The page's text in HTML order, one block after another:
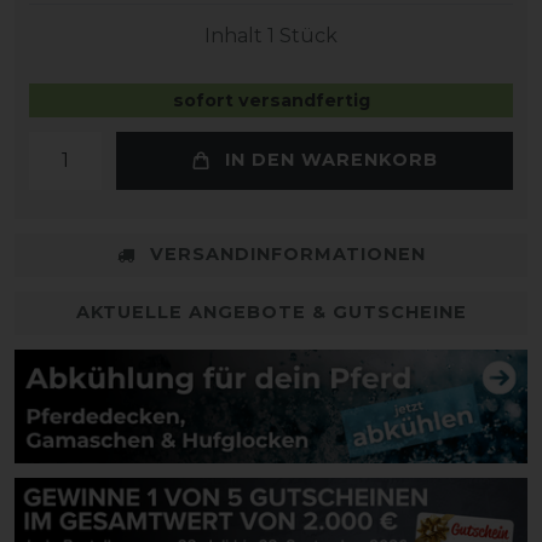
Inhalt 1 Stück
sofort versandfertig
IN DEN WARENKORB
VERSANDINFORMATIONEN
AKTUELLE ANGEBOTE & GUTSCHEINE